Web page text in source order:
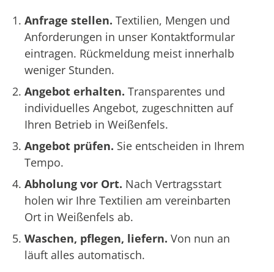
Anfrage stellen. Textilien, Mengen und
Anforderungen in unser Kontaktformular
eintragen. Rückmeldung meist innerhalb
weniger Stunden.
Angebot erhalten. Transparentes und
individuelles Angebot, zugeschnitten auf
Ihren Betrieb in Weißenfels.
Angebot prüfen. Sie entscheiden in Ihrem
Tempo.
Abholung vor Ort. Nach Vertragsstart
holen wir Ihre Textilien am vereinbarten
Ort in Weißenfels ab.
Waschen, pflegen, liefern. Von nun an
läuft alles automatisch.